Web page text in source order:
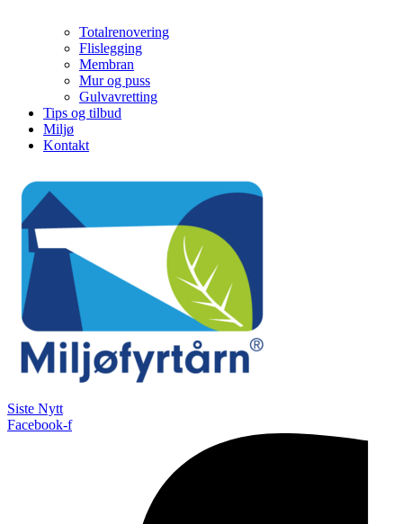
Totalrenovering
Flislegging
Membran
Mur og puss
Gulvavretting
Tips og tilbud
Miljø
Kontakt
Siste Nytt
Facebook-f